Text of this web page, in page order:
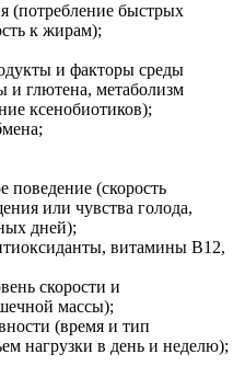
(потребление быстрых
к жирам);
и факторы среды
и глютена, метаболизм
ксенобиотиков);
поведение (скорость
или чувства голода,
дней);
витамины B12,
скорости и
массы);
(время и тип
нагрузки в день и неделю);